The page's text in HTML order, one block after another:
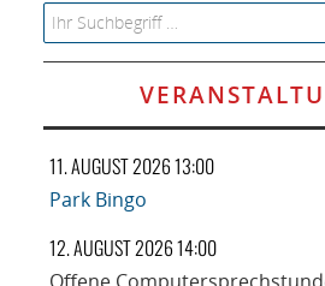
Search for:
11. AUGUST 2026 13:00
Park Bingo
12. AUGUST 2026 14:00